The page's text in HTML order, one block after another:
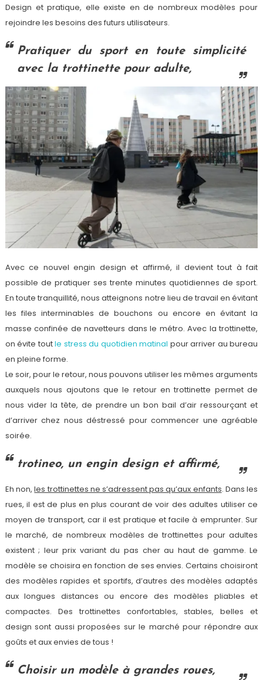
Design et pratique, elle existe en de nombreux modèles pour
rejoindre les besoins des futurs utilisateurs.
Pratiquer du sport en toute simplicité
avec la trottinette pour adulte,
Avec ce nouvel engin design et affirmé, il devient tout à fait
possible de pratiquer ses trente minutes quotidiennes de sport.
En toute tranquillité, nous atteignons notre lieu de travail en évitant
les files interminables de bouchons ou encore en évitant la
masse confinée de navetteurs dans le métro. Avec la trottinette,
on évite toutle stress du quotidien matinal pour arriver au bureau
en pleine forme.
Le soir, pour le retour, nous pouvons utiliser les mêmes arguments
auxquels nous ajoutons que le retour en trottinette permet de
nous vider la tête, de prendre un bon bail d’air ressourçant et
d’arriver chez nous déstressé pour commencer une agréable
soirée.
trotineo, un engin design et affirmé,
Eh non,les trottinettes ne s’adressent pas qu’aux enfants. Dans les
rues, il est de plus en plus courant de voir des adultes utiliser ce
moyen de transport, car il est pratique et facile à emprunter. Sur
le marché, de nombreux modèles de trottinettes pour adultes
existent ; leur prix variant du pas cher au haut de gamme. Le
modèle se choisira en fonction de ses envies. Certains choisiront
des modèles rapides et sportifs, d’autres des modèles adaptés
aux longues distances ou encore des modèles pliables et
compactes. Des trottinettes confortables, stables, belles et
design sont aussi proposées sur le marché pour répondre aux
goûts et aux envies de tous !
Choisir un modèle à grandes roues,